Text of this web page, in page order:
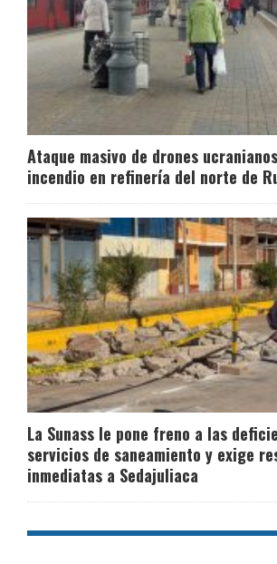
Ataque masivo de drones
incendio en refinería del norte de
La Sunass le pone freno a las
servicios de saneamiento y exige
inmediatas a Sedajuliaca